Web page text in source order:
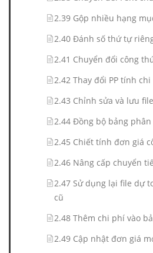
2.39 Gộp nhiều hạng
2.40 Đánh số thứ tự
2.41 Chuyển đổi công
2.42 Thay đổi PP tính
2.43 Chỉnh sửa và lưu
2.44 Đồng bộ bảng
2.45 Chiết tính đơn giá
2.46 Nâng cấp chuyển
2.47 Sử dụng lại file dự
cũ
2.48 Thêm chi phí vào
2.49 Cập nhật đơn giá